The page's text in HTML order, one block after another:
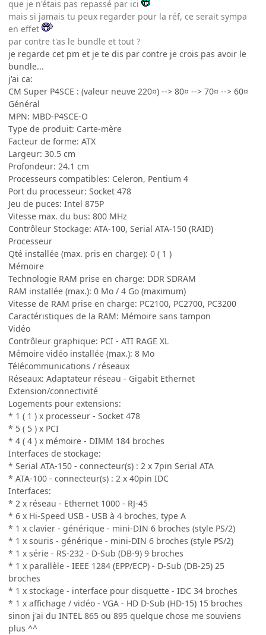
que je n'étais pas repassé par ici
mais si jamais tu peux regarder pour la réf, ce serait sympa
en effet
par contre t'as le bundle et tout ?
je regarde cet pm et je te dis par contre je crois pas avoir le
bundle...
j'ai ca:
CM Super P4SCE : (valeur neuve 220¤) --> 80¤ --> 70¤ --> 60¤
Général
MPN: MBD-P4SCE-O
Type de produit: Carte-mère
Facteur de forme: ATX
Largeur: 30.5 cm
Profondeur: 24.1 cm
Processeurs compatibles: Celeron, Pentium 4
Port du processeur: Socket 478
Jeu de puces: Intel 875P
Vitesse max. du bus: 800 MHz
Contrôleur Stockage: ATA-100, Serial ATA-150 (RAID)
Processeur
Qté installée (max. pris en charge): 0 ( 1 )
Mémoire
Technologie RAM prise en charge: DDR SDRAM
RAM installée (max.): 0 Mo / 4 Go (maximum)
Vitesse de RAM prise en charge: PC2100, PC2700, PC3200
Caractéristiques de la RAM: Mémoire sans tampon
Vidéo
Contrôleur graphique: PCI - ATI RAGE XL
Mémoire vidéo installée (max.): 8 Mo
Télécommunications / réseaux
Réseaux: Adaptateur réseau - Gigabit Ethernet
Extension/connectivité
Logements pour extensions:
* 1 ( 1 ) x processeur - Socket 478
* 5 ( 5 ) x PCI
* 4 ( 4 ) x mémoire - DIMM 184 broches
Interfaces de stockage:
* Serial ATA-150 - connecteur(s) : 2 x 7pin Serial ATA
* ATA-100 - connecteur(s) : 2 x 40pin IDC
Interfaces:
* 2 x réseau - Ethernet 1000 - RJ-45
* 6 x Hi-Speed USB - USB à 4 broches, type A
* 1 x clavier - générique - mini-DIN 6 broches (style PS/2)
* 1 x souris - générique - mini-DIN 6 broches (style PS/2)
* 1 x série - RS-232 - D-Sub (DB-9) 9 broches
* 1 x parallèle - IEEE 1284 (EPP/ECP) - D-Sub (DB-25) 25
broches
* 1 x stockage - interface pour disquette - IDC 34 broches
* 1 x affichage / vidéo - VGA - HD D-Sub (HD-15) 15 broches
sinon j'ai du INTEL 865 ou 895 quelque chose me souviens
plus ^^